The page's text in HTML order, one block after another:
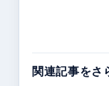
関連記事をさ